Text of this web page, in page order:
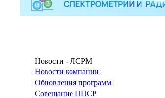
Новости - ЛСРМ
Новости компании
Обновления программ
Совещание ППСР